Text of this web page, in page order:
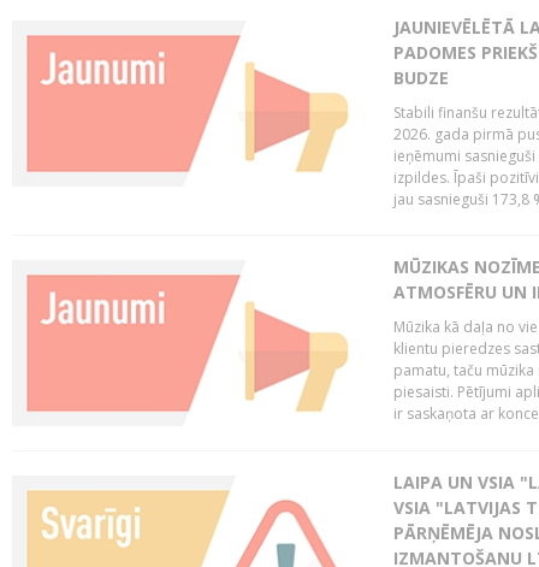
JAUNIEVĒLĒTĀ
PADOMES
BUDZE
Stabili finanšu
2026. gada pirmā
ieņēmumi
izpildes. Īpaši
jau sasnieguši 173,8
MŪZIKAS
ATMOSFĒRU UN
Mūzika kā daļa no
klientu pieredzes
pamatu, taču
piesaisti. Pētījumi
ir saskaņota ar
LAIPA UN VSIA
VSIA "LATVIJAS
PĀRŅĒMĒJA
IZMANTOŠANU